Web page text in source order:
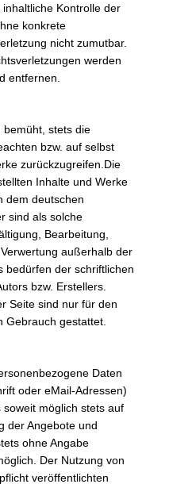
Kontrolle der
konkrete
nicht zumutbar.
werden
entfernen.
bemüht, stets die
bzw. auf selbst
zurückzugreifen.Die
Inhalte und Werke
dem deutschen
sind als solche
Bearbeitung,
außerhalb der
bedürfen der schriftlichen
bzw. Erstellers.
Seite sind nur für den
Gebrauch gestattet.
Daten
oder eMail-Adressen)
möglich stets auf
der Angebote und
ohne Angabe
Der Nutzung von
veröffentlichten